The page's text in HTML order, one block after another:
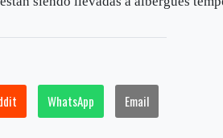
WhatsApp Email